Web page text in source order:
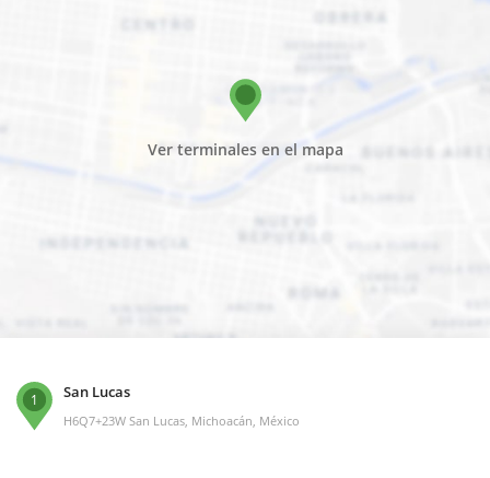
Ver terminales en el mapa
1 San Lucas
H6Q7+23W San Lucas, Michoacán, México